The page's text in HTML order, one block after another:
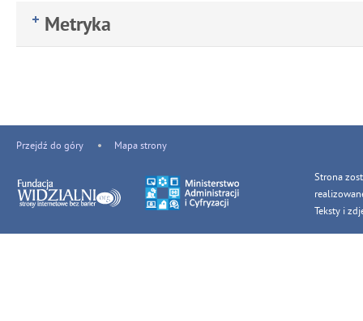
Metryka
Przejdź do góry Mapa strony
Strona
Teksty i